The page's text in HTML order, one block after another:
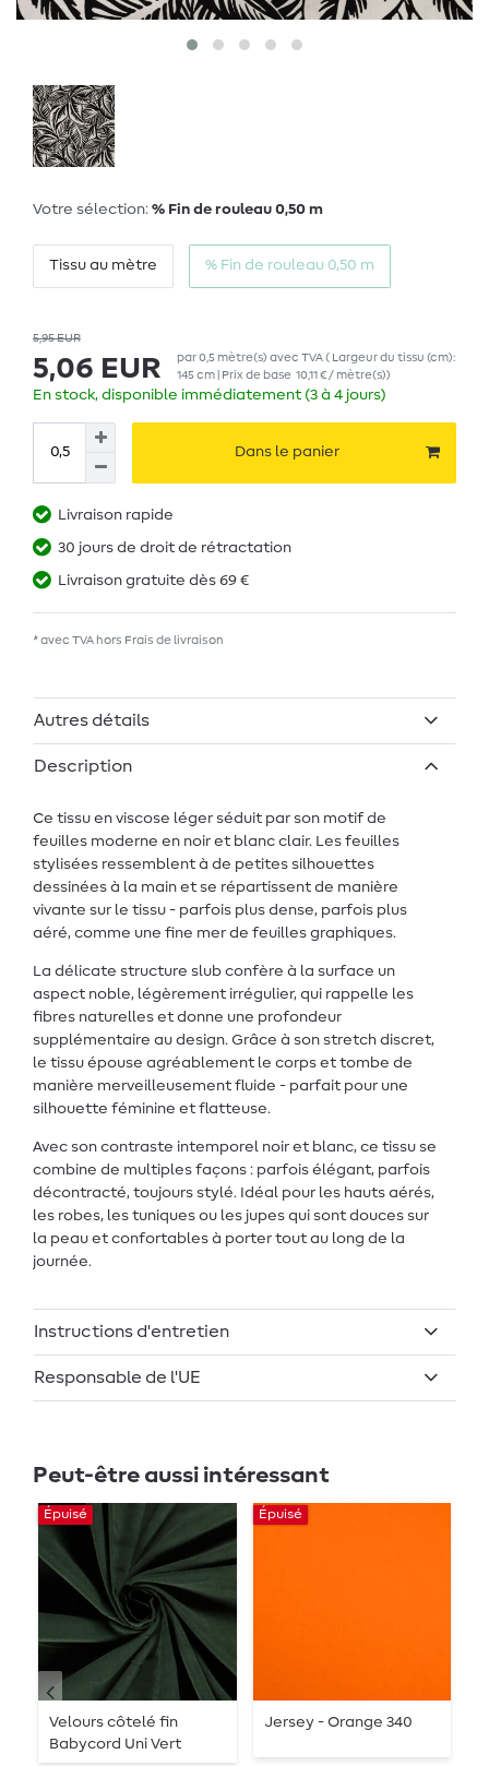
Votre sélection: % Fin de rouleau 0,50 m
Tissu au mètre % Fin de rouleau 0,50 m
5,95 EUR
5,06 EUR par0,5 mètre(s) avec TVA( Largeur du tissu (cm):
145 cm | Prix de base 10,11 € / mètre(s))
En stock, disponible immédiatement (3 à 4 jours)
Dans le panier
Livraison rapide
30 jours de droit de rétractation
Livraison gratuite dès 69 €
* avec TVA hors Frais de livraison
Autres détails
Description
Ce tissu en viscose léger séduit par son motif de
feuilles moderne en noir et blanc clair. Les feuilles
stylisées ressemblent à de petites silhouettes
dessinées à la main et se répartissent de manière
vivante sur le tissu - parfois plus dense, parfois plus
aéré, comme une fine mer de feuilles graphiques.
La délicate structure slub confère à la surface un
aspect noble, légèrement irrégulier, qui rappelle les
fibres naturelles et donne une profondeur
supplémentaire au design. Grâce à son stretch discret,
le tissu épouse agréablement le corps et tombe de
manière merveilleusement fluide - parfait pour une
silhouette féminine et flatteuse.
Avec son contraste intemporel noir et blanc, ce tissu se
combine de multiples façons : parfois élégant, parfois
décontracté, toujours stylé. Idéal pour les hauts aérés,
les robes, les tuniques ou les jupes qui sont douces sur
la peau et confortables à porter tout au long de la
journée.
Instructions d'entretien
Responsable de l'UE
Peut-être aussi intéressant
Épuisé
Velours côtelé fin
Babycord Uni Vert
Épuisé
Jersey - Orange 340